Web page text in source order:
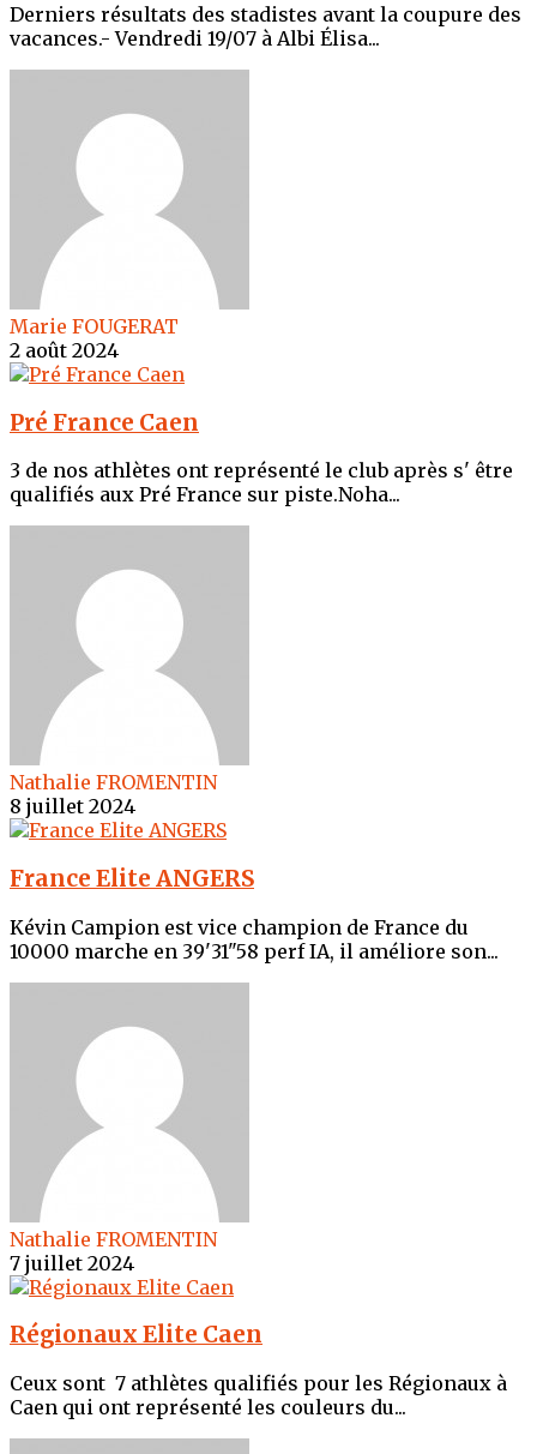
Derniers résultats des stadistes avant la coupure des
vacances.- Vendredi 19/07 à Albi Élisa...
Marie FOUGERAT
2 août 2024
Pré France Caen
3 de nos athlètes ont représenté le club après s' être
qualifiés aux Pré France sur piste.Noha...
Nathalie FROMENTIN
8 juillet 2024
France Elite ANGERS
Kévin Campion est vice champion de France du
10000 marche en 39'31"58 perf IA, il améliore son...
Nathalie FROMENTIN
7 juillet 2024
Régionaux Elite Caen
Ceux sont 7 athlètes qualifiés pour les Régionaux à
Caen qui ont représenté les couleurs du...